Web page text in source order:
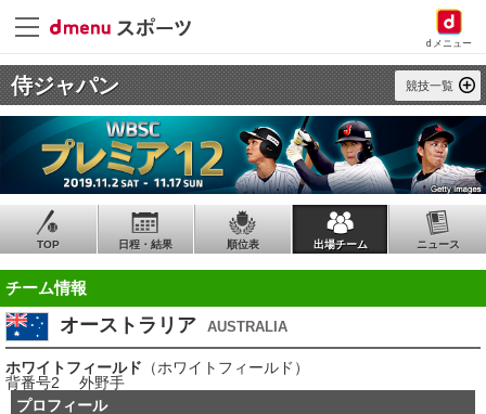
dメニュー
侍ジャパン 競技一覧
TOP 日程・結果 順位表 出場チーム ニュース
チーム情報
オーストラリア AUSTRALIA
ホワイトフィールド （ホワイトフィールド）
背番号2 外野手
プロフィール